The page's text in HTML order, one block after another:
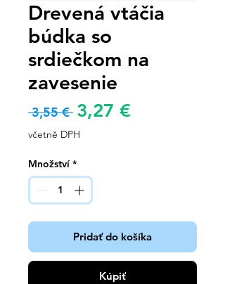
Drevená vtáčia
búdka so
srdiečkom na
zavesenie
3,55 € Běžná
cena
3,27 €
včetně DPH
Množství *
Pridať do košíka
Kúpiť